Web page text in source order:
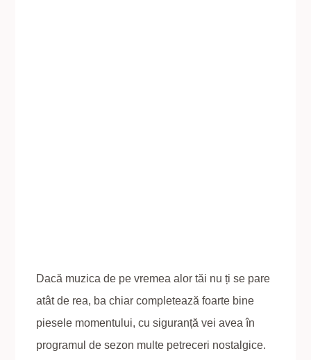
Dacă muzica de pe vremea alor tăi nu ți se pare
atât de rea, ba chiar completează foarte bine
piesele momentului, cu siguranță vei avea în
programul de sezon multe petreceri nostalgice.